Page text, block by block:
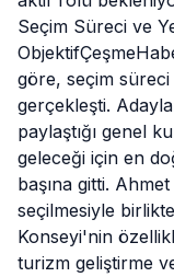
Seçim Süreci ve
göre, seçim
gerçekleşti.
paylaştığı genel
geleceği için en
başına gitti.
seçilmesiyle
Konseyi'nin
turizm geliştirme